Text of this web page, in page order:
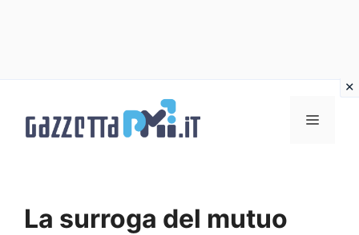
Menu
La surroga del mutuo